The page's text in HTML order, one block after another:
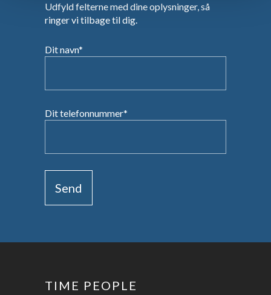
Udfyld felterne med dine oplysninger, så
ringer vi tilbage til dig.
Dit navn*
Dit telefonnummer*
TIME PEOPLE